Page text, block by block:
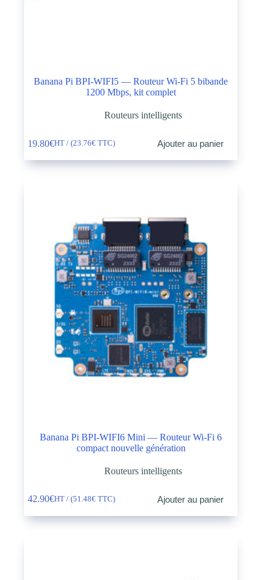
Banana Pi BPI-WIFI5 — Routeur Wi-Fi 5 bibande
1200 Mbps, kit complet
Routeurs intelligents
19.80€HT / (23.76€ TTC) Ajouter au panier
Banana Pi BPI-WIFI6 Mini — Routeur Wi-Fi 6
compact nouvelle génération
Routeurs intelligents
42.90€HT / (51.48€ TTC) Ajouter au panier